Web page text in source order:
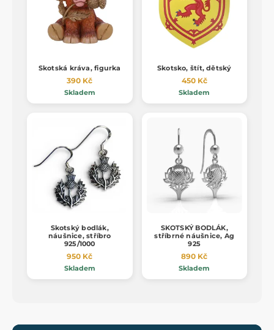
Skotská kráva, figurka
390 Kč
Skladem
Skotsko, štít, dětský
450 Kč
Skladem
Skotský bodlák,
náušnice, stříbro
925/1000
950 Kč
Skladem
SKOTSKÝ BODLÁK,
stříbrné náušnice, Ag
925
890 Kč
Skladem